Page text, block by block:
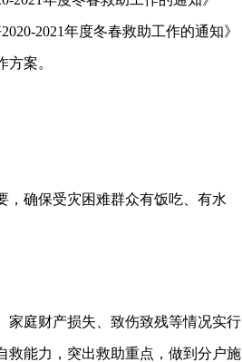
2021年度冬春救助工作的通知》
方案。
确保受灾困难群众有饭吃、有水
庭财产损失、致伤致残等情况实行
救能力，突出救助重点，做到分户施